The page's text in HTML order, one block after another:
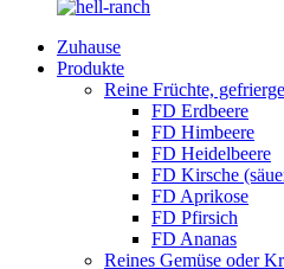
Zuhause
Produkte
Reine Früchte,
FD Erdbeere
FD Himbeere
FD Heidelbeere
FD Kirsche
FD Aprikose
FD Pfirsich
FD Ananas
Reines Gemüse oder